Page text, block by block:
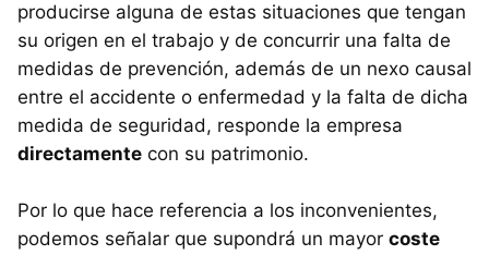
producirse alguna de estas situaciones que tengan
su origen en el trabajo y de concurrir una falta de
medidas de prevención, además de un nexo causal
entre el accidente o enfermedad y la falta de dicha
medida de seguridad, responde la empresa
directamente con su patrimonio.
Por lo que hace referencia a los inconvenientes,
podemos señalar que supondrá un mayor coste